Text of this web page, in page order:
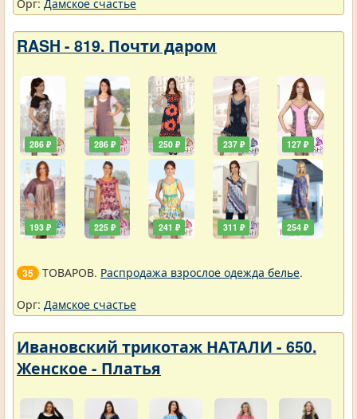
RASH - 819. Почти даром
286 ₽
193 ₽
286 ₽
225 ₽
250 ₽
241 ₽
237 ₽
311 ₽
127 ₽
254 ₽
35 ТОВАРОВ. Распродажа взрослое одежда белье.
Орг: Дамское счастье
Ивановский трикотаж НАТАЛИ - 650.
Женское - Платья